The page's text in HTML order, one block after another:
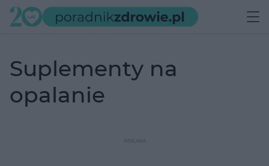
suplementy na
opalanie